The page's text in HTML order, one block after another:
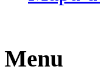
Menu